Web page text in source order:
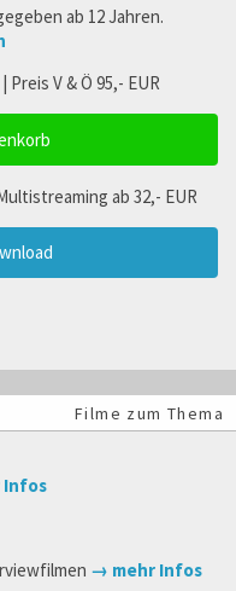
ab 12 Jahren.
Preis V & Ö 95,- EUR
ab 32,- EUR
Filme zum Thema
→ mehr Infos